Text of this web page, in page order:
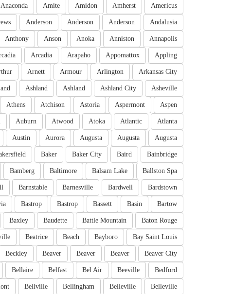
Americus
Amherst
Amidon
Amite
Anaconda
Andalusia
Anderson
Anderson
Anderson
Annapolis
Anniston
Anoka
Anson
Anthony
Appling
Appomattox
Arapaho
Arcadia
Arkansas City
Arlington
Armour
Arnett
Asheville
Ashland City
Ashland
Ashland
Aspen
Aspermont
Astoria
Atchison
Athens
Atlanta
Atlantic
Atoka
Atwood
Auburn
Augusta
Augusta
Augusta
Aurora
Austin
Bainbridge
Baird
Baker City
Baker
Ballston Spa
Balsam Lake
Baltimore
Bamberg
Bardstown
Bardwell
Barnesville
Barnstable
Bartow
Basin
Bassett
Bastrop
Bastrop
Baton Rouge
Battle Mountain
Baudette
Baxley
Bay Saint Louis
Bayboro
Beach
Beatrice
Beaver City
Beaver
Beaver
Beaver
Beckley
Bedford
Beeville
Bel Air
Belfast
Bellaire
Belleville
Belleville
Bellingham
Bellville